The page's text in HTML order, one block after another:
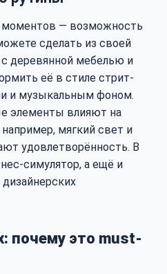
— возможность
сделать из своей
деревянной мебелью и
её в стиле стрит-
и музыкальным фоном.
элементы влияют на
мягкий свет и
удовлетворённость. В
симулятор, а ещё и
почему это must-